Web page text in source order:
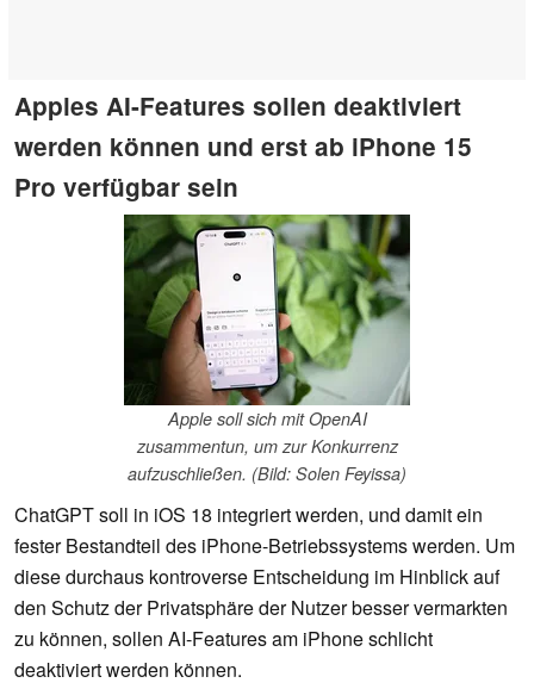
Apples AI-Features sollen deaktiviert
werden können und erst ab iPhone 15
Pro verfügbar sein
Apple soll sich mit OpenAI
zusammentun, um zur Konkurrenz
aufzuschließen. (Bild: Solen Feyissa)
ChatGPT soll in iOS 18 integriert werden, und damit ein
fester Bestandteil des iPhone-Betriebssystems werden. Um
diese durchaus kontroverse Entscheidung im Hinblick auf
den Schutz der Privatsphäre der Nutzer besser vermarkten
zu können, sollen AI-Features am iPhone schlicht
deaktiviert werden können.